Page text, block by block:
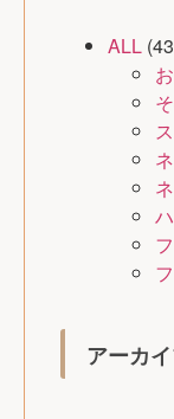
ALL
アーカ